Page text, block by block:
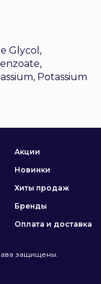
Glycol,
Potassium
Акции
Новинки
Хиты продаж
Бренды
Оплата и доставка
защищены.